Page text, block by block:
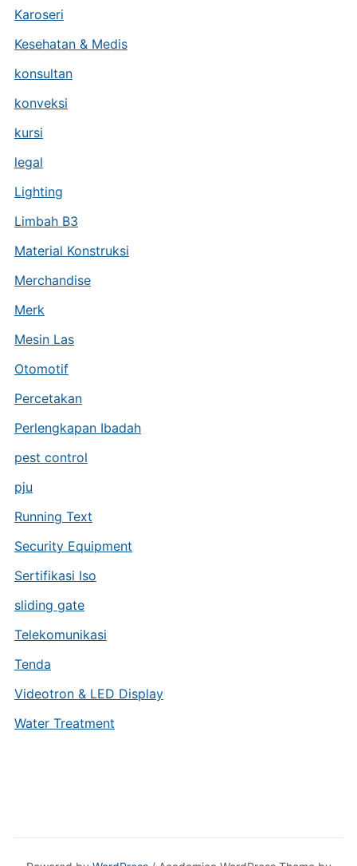
Karoseri
Kesehatan & Medis
konsultan
konveksi
kursi
legal
Lighting
Limbah B3
Material Konstruksi
Merchandise
Merk
Mesin Las
Otomotif
Percetakan
Perlengkapan Ibadah
pest control
pju
Running Text
Security Equipment
Sertifikasi Iso
sliding gate
Telekomunikasi
Tenda
Videotron & LED Display
Water Treatment